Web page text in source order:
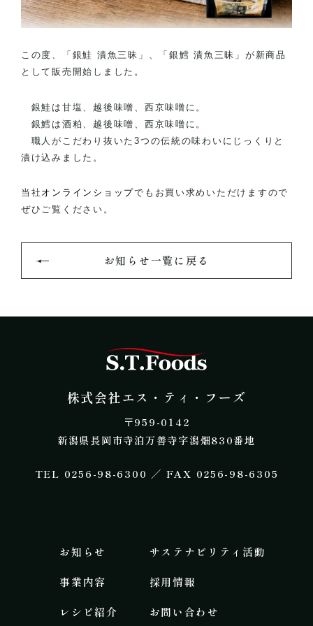
この度、「銀鮭 漬魚三昧」、「銀鱈 漬魚三昧」が新商品
として販売開始しました。
銀鮭は甘塩、越後味噌、西京味噌に。
銀鱈は酒粕、越後味噌、西京味噌に。
職人がこだわり抜いた3つの伝統の味わいにじっくりと
漬け込みました。
当社 オンラインショップでもお買い求めいただけますので
ぜひご覧ください。
お知らせ一覧に戻る
株式会社エス・ティ・フーズ
​〒959-0142
新潟県長岡市寺泊万善寺字潟畑830番地
​TEL 0256-98-6300 ／ FAX 0256-98-6305
お知らせ
事業内容​
レシピ紹介
サステナビリティ活動
採用情報
お問い合わせ